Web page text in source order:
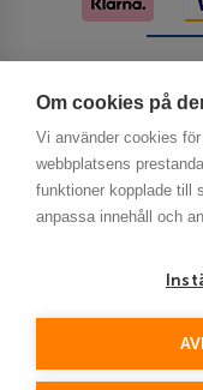
Om cookies på
Vi använder cookies
webbplatsens
funktioner kopplade till
anpassa innehåll och
This site is protected
Policy